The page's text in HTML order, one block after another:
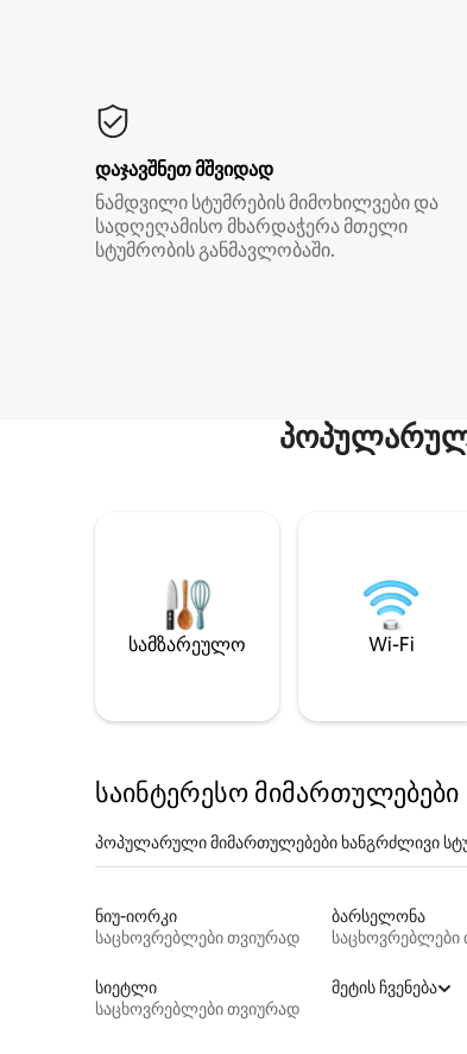
დაჯავშნეთ მშვიდად
ნამდვილი სტუმრების მიმოხილვები და
სადღეღამისო მხარდაჭერა მთელი
სტუმრობის განმავლობაში.
სამზარეულო Wi-Fi
საინტერესო მიმართულებები
პოპულარული მიმართულებები ხანგრძლივი
ნიუ-იორკი
საცხოვრებლები თვიურად
ბარსელონა
საცხოვრებლები
სიეტლი
საცხოვრებლები თვიურად
მეტის ჩვენება